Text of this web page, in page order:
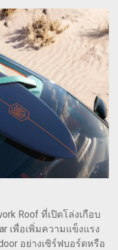
Roof ที่เปิดโล่งเกือบ
เพื่อเพิ่มความแข็งแรง
อย่างเซิร์ฟบอร์ดหรือ